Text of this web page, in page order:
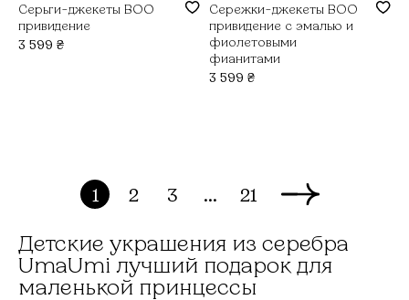
Серьги-джекеты BOO
привидение
3 599 ₴
Сережки-джекеты BOO
привидение с эмалью и
фиолетовыми
фианитами
3 599 ₴
1 2 3 ... 21
Детские украшения из серебра
UmaUmi лучший подарок для
маленькой принцессы